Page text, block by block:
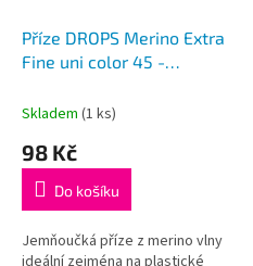
Příze DROPS Merino Extra
Fine uni color 45 -
Skladem (1 ks)
98 Kč
Do košíku
Jemňoučká příze z merino vlny
ideální zejména na plastické